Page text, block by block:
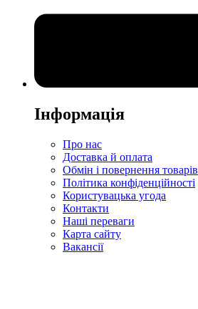
Інформація
Про нас
Доставка й оплата
Обмін і повернення товарів
Політика конфіденційності
Користувацька угода
Контакти
Наші переваги
Карта сайту
Вакансії